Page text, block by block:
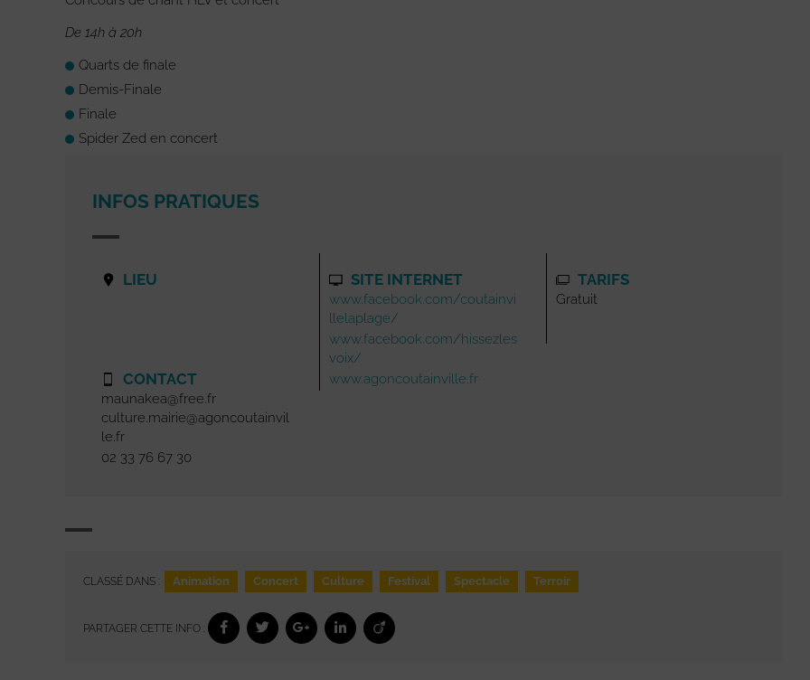
De 14h à 20h
Quarts de finale
Demis-Finale
Finale
Spider Zed en concert
INFOS PRATIQUES
LIEU
CONTACT
maunakea@free.fr
culture.mairie@agoncoutainvil
le.fr
02 33 76 67 30
SITE INTERNET
www.facebook.com/coutainvi
llelaplage/
www.facebook.com/hissezles
voix/
www.agoncoutainville.fr
TARIFS
Gratuit
CLASSÉ DANS : Animation Concert Culture Festival Spectacle Terroir
PARTAGER CETTE INFO :